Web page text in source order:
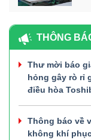
THÔNG
Thư mời báo
hỏng gây rò rỉ
điều hòa
Thông báo về
không khí